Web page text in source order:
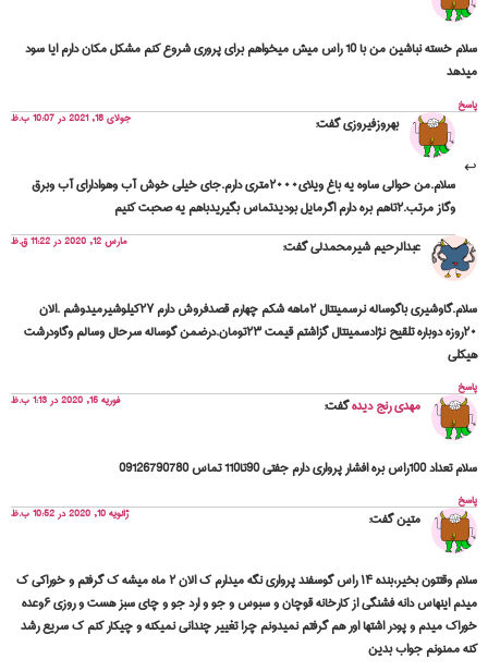
سلام خسته نباشین من با 10 راس میش میخواهم برای پروری شروع کنم مشکل مکان دارم ایا سود
میدهد
پاسخ
بهروزفیروزیگفت: جولای 18, 2021 در 10:07 ب.ظ
سلام.من حوالی ساوه یه باغ ویلای۲۰۰۰متری دارم.جای خیلی خوش آب وهوادارای آب وبرق
وگاز مرتب.۲تاهم بره دارم اگرمایل بودیدتماس بگیریدباهم یه صحبت کنیم
عبدالرحیم شیرمحمدلیگفت: مارس 12, 2020 در 11:22 ق.ظ
سلام.گاوشیری باگوساله نرسمینتال ۲ماهه شکم چهارم قصدفروش دارم ۲۷کیلوشیرمیدوشم .الان
۲۰روزه دوباره تلقیح نژادسمینتال گزاشتم قیمت ۲۳تومان.درضمن گوساله سرحال وسالم وگاودرشت
هیکلی
پاسخ
مهدی رنج دیدهگفت: فوریه 15, 2020 در 1:13 ب.ظ
سلام تعداد 100راس بره افشار پرواری دارم جفتی 90تا110 تماس 09126790780
پاسخ
متینگفت: ژانویه 10, 2020 در 10:52 ب.ظ
سلام وقتتون بخیر،بنده ۱۴ راس گوسفند پرواری نگه میدارم ک الان ۲ ماه میشه ک گرفتم و خوراکی ک
میدم اینهاس دانه فشنگی از کارخانه قوچان و سبوس و جو و ارد جو و چای سبز هست و روزی ۶وعده
خوراک میدم و پودر اشتها اور هم گرفتم نمیدونم چرا تغییر چندانی نمیکنه ‌و چیکار کنم ک سریع رشد
کنه ممنونم جواب بدین